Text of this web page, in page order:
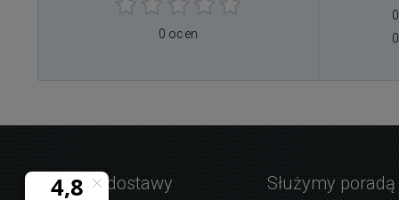
0 ocen
0
0
Warunki dostawy Służymy poradą